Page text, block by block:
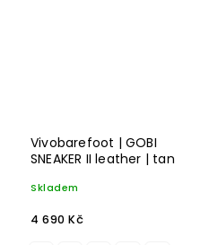
Vivobarefoot | GOBI
SNEAKER II leather | tan
Skladem
4 690 Kč